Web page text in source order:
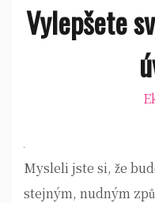
Vylepšete
Mysleli jste si, že
stejným, nudným